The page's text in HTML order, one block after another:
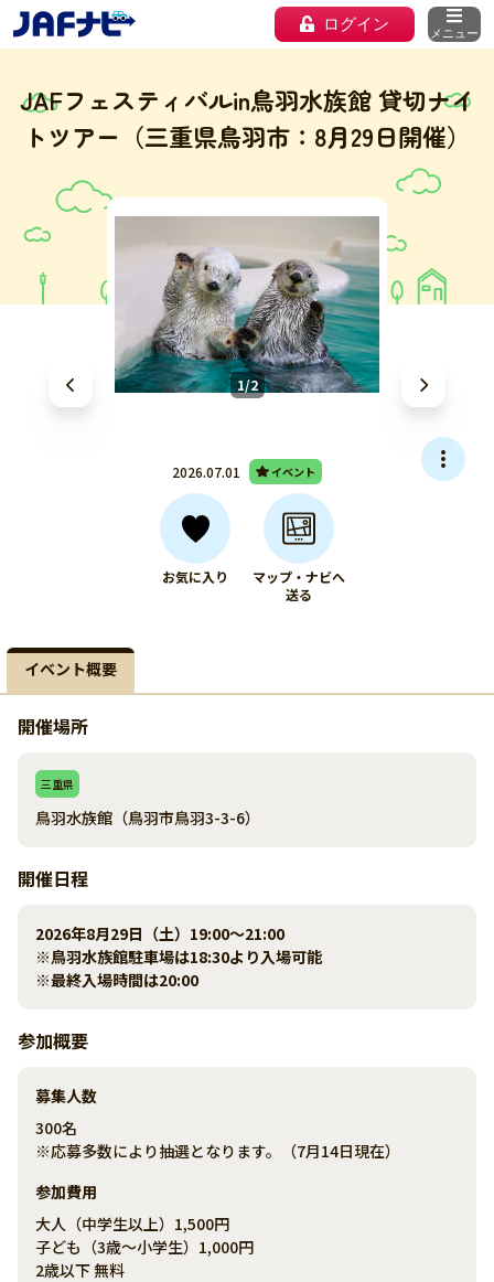
ログイン メニュー
JAFフェスティバルin鳥羽水族館 貸切ナイ
トツアー（三重県鳥羽市：8月29日開催）
1/2
2026.07.01 イベント
お気に入り
マップ・ナビへ
送る
イベント概要
開催場所
三重県
鳥羽水族館（鳥羽市鳥羽3-3-6）
開催日程
2026年8月29日（土）19:00～21:00
※鳥羽水族館駐車場は18:30より入場可能
※最終入場時間は20:00
参加概要
募集人数
300名
※応募多数により抽選となります。（7月14日現在）
参加費用
大人（中学生以上）1,500円
子ども（3歳～小学生）1,000円
2歳以下 無料